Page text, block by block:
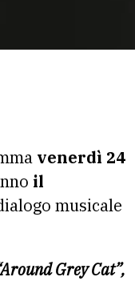
venerdì 24
il
musicale
Grey Cat”,